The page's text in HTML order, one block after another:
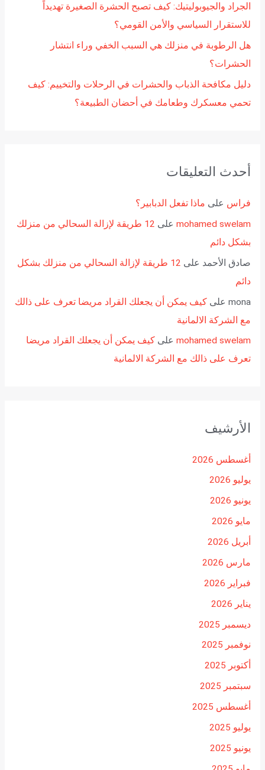
الجراد والجيوبوليتيك: كيف تصبح الحشرة الصغيرة تهديداً
للاستقرار السياسي والأمن القومي؟
هل الرطوبة في منزلك هي السبب الخفي وراء انتشار
الحشرات؟
دليل مكافحة الذباب والحشرات في الرحلات والتخييم: كيف
تحمي معسكرك وطعامك في أحضان الطبيعة؟
أحدث التعليقات
فراس على ماذا تفعل الدبابير؟
mohamed swelamعلى
12 طريقة لإزالة السحالي من منزلك
بشكل دائم
صادق الأحمد على
12 طريقة لإزالة السحالي من منزلك بشكل
دائم
monaعلى كيف يمكن أن يجعلك القراد مريضا تعرف على ذالك
مع الشركة الالمانية
mohamed swelamعلى كيف يمكن أن يجعلك القراد مريضا
تعرف على ذالك مع الشركة الالمانية
الأرشيف
أغسطس 2026
يوليو 2026
يونيو 2026
مايو 2026
أبريل 2026
مارس 2026
فبراير 2026
يناير 2026
ديسمبر 2025
نوفمبر 2025
أكتوبر 2025
سبتمبر 2025
أغسطس 2025
يوليو 2025
يونيو 2025